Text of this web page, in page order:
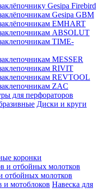
Gesipa Firebird
Gesipa GBM
EMHART
ABSOLUT
TIME-
MESSER
RIVIT
REVTOOL
ZAC
для перфораторов
Диски и круги
коронки
отбойных молотков
Навеска для